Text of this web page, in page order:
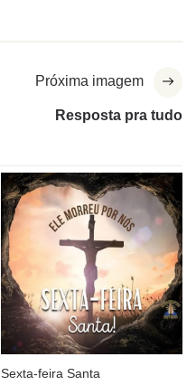
Próxima imagem
Resposta pra tudo
Sexta-feira Santa